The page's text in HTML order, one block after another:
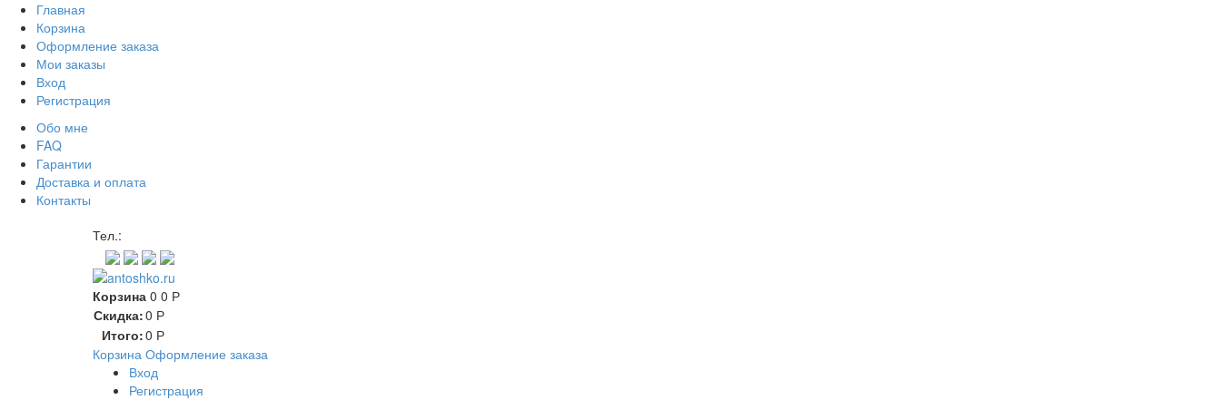
Главная
Корзина
Оформление заказа
Мои заказы
Вход
Регистрация
Обо мне
FAQ
Гарантии
Доставка и оплата
Контакты
Тел.:
Корзина 0 0 Р
Скидка:0 Р
Итого:0 Р
Корзина Оформление заказа
Вход
Регистрация